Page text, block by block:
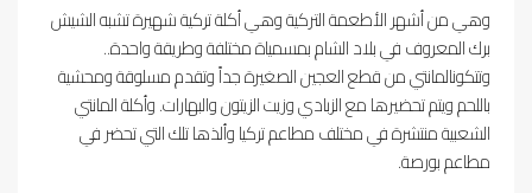
وهي من أشهر الأطعمة التركية وهي أكلة تركية شهيرة تشبه الشيش
برك المعروف في بلاد الشام بمسمياة مختلفة وطريقة واحدة..
وتتكونالمانتي من قطع العجين الصغيرة جداً وتقدم مسلوقة ومحشية
باللحم ويتم تحضيرها مع الزبادي وزيت الزيتون والبهارات. وأكلة المانتي
الشعبية منتشرة في مختلف مطاعم تركيا وألذها تلك التي تحضر في
مطاعم بورصة.